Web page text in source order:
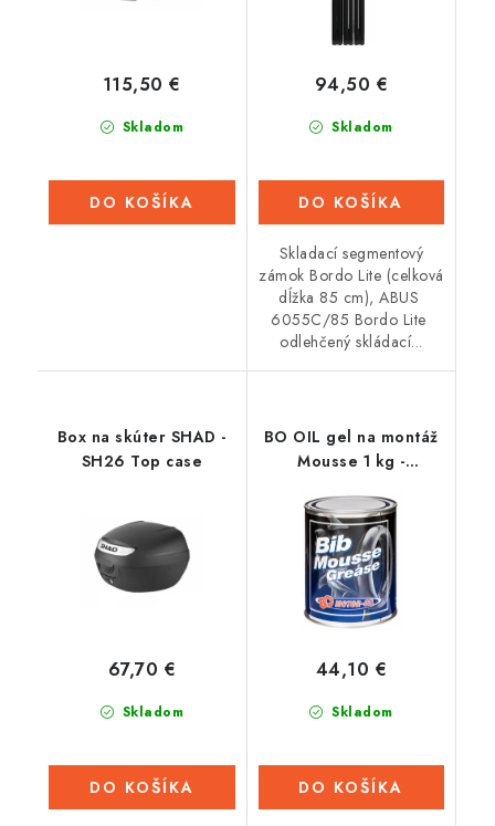
Skladom
115,50 €
DO KOŠÍKA
Skladom
94,50 €
DO KOŠÍKA
Skladací segmentový
zámok Bordo Lite (celková
dĺžka 85 cm), ABUS
6055C/85 Bordo Lite
odlehčený skládací...
Box na skúter SHAD -
SH26 Top case
Skladom
67,70 €
DO KOŠÍKA
BO OIL gel na montáž
Mousse 1 kg -
Skladom
44,10 €
DO KOŠÍKA